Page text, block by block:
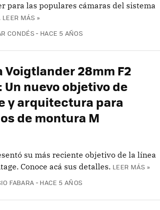
para las populares cámaras del sistema
LEER MÁS »
CONDÉS HACE 5 AÑOS
Voigtlander 28mm F2
Un nuevo objetivo de
y arquitectura para
de montura M
su más reciente objetivo de la línea
Conoce acá sus detalles. LEER MÁS »
FABARA HACE 5 AÑOS